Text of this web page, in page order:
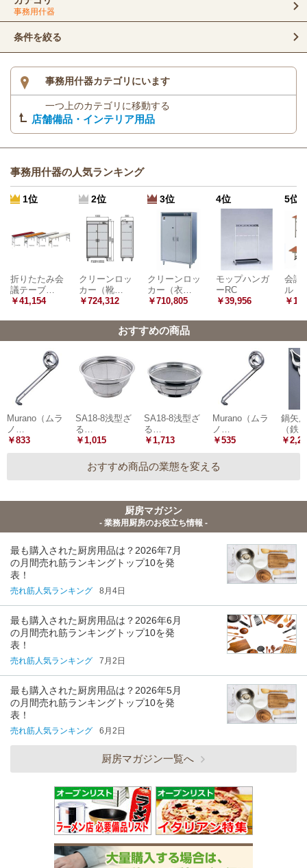
事務用什器
条件を絞る
事務用什器カテゴリにいます
一つ上のカテゴリに移動する
店舗備品・インテリア用品
事務用什器の人気ランキング
1位
折りたたみ会
議テーブ…
￥41,154
2位
クリーンロッ
カー（靴…
￥724,312
3位
クリーンロッ
カー（衣…
￥710,805
4位
モップハンガ
ーRC
￥39,956
5位
会議
ル
￥
おすすめの商品
Murano（ムラ
ノ…
￥833
SA18-8浅型ざ
る…
￥1,015
SA18-8浅型ざ
る…
￥1,713
Murano（ムラ
ノ…
￥535
鍋矢
（鉄）
￥
おすすめ商品の業態を変える
厨房マガジン
- 業務用厨房のお役立ち情報 -
最も購入された厨房用品は？2026年7月
の月間売れ筋ランキングトップ10を発
表！
売れ筋人気ランキング 8月4日
最も購入された厨房用品は？2026年6月
の月間売れ筋ランキングトップ10を発
表！
売れ筋人気ランキング 7月2日
最も購入された厨房用品は？2026年5月
の月間売れ筋ランキングトップ10を発
表！
売れ筋人気ランキング 6月2日
厨房マガジン一覧へ